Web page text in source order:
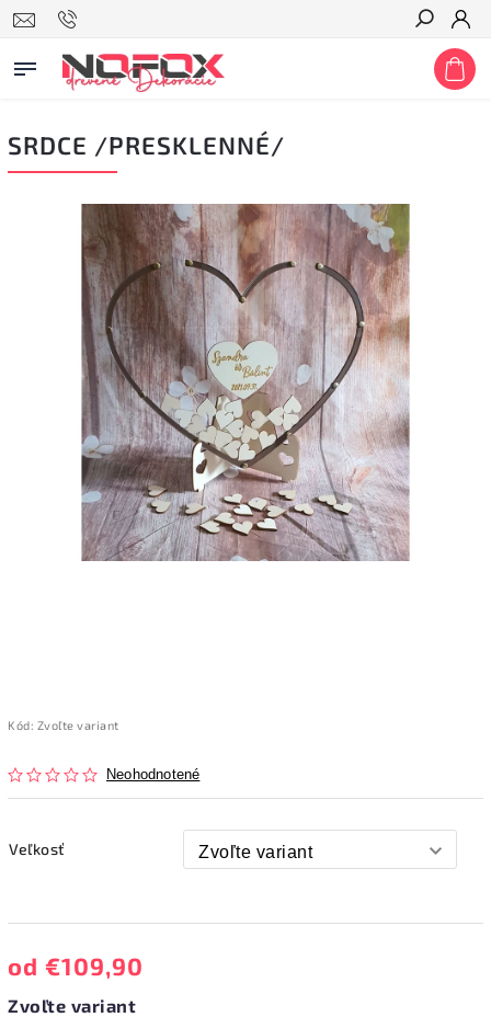
Hľadať
SRDCE /PRESKLENNÉ/
Kód: Zvoľte variant
Neohodnotené
Veľkosť
od €109,90
Zvoľte variant